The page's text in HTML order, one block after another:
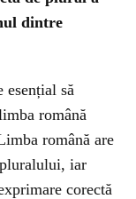
dintre
esențial să
română
română are
iar
corectă